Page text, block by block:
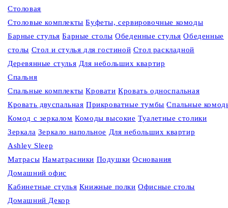
Столовая
Столовые комплекты Буфеты, сервировочные комоды
Барные стулья Барные столы Обеденные стулья Обеденные
столы Стол и стулья для гостиной Стол раскладной
Деревянные стулья Для небольших квартир
Спальня
Спальные комплекты Кровати Кровать односпальная
Кровать двуспальная Прикроватные тумбы Спальные
Комод с зеркалом Комоды высокие Туалетные столики
Зеркала Зеркало напольное Для небольших квартир
Ashley Sleep
Матрасы Наматрасники Подушки Основания
Домашний офис
Кабинетные стулья Книжные полки Офисные столы
Домашний Декор